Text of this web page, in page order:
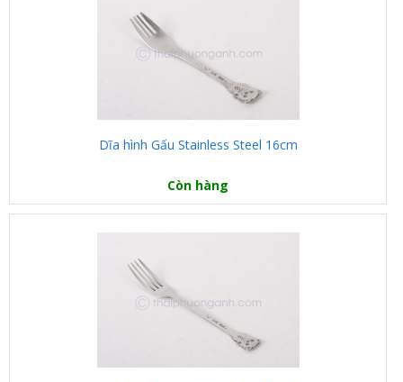
Dĩa hình Gấu Stainless Steel 16cm
Còn hàng